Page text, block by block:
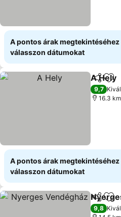
A pontos árak megtekintéséhez
válasszon dátumokat
A Hely
9,7
16.3
A pontos árak megtekintéséhez
válasszon dátumokat
9,8